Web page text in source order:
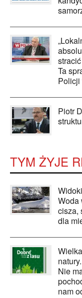
Ta
Policji
Piotr
TYM ŻYJE
Woda
cisza,
dla
Nie
nam